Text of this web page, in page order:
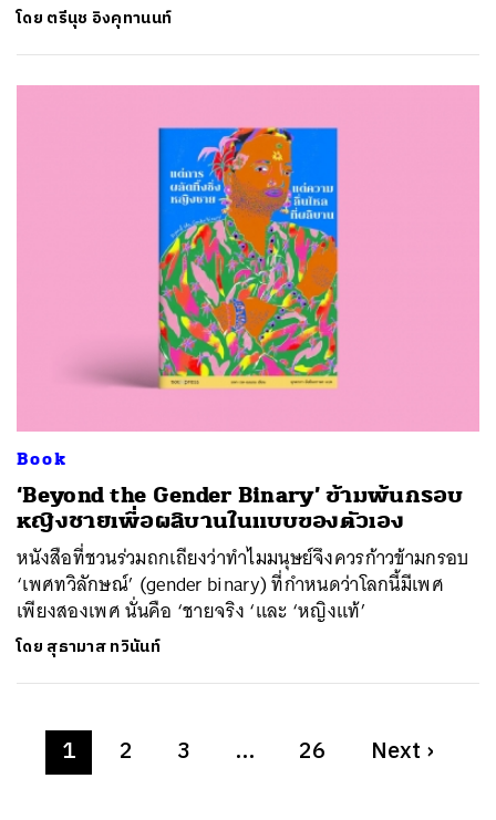
โดย ตรีนุช อิงคุทานนท์
Book
‘Beyond the Gender Binary’ ข้ามพ้นกรอบ
หญิงชายเพื่อผลิบานในแบบของตัวเอง
หนังสือที่ชวนร่วมถกเถียงว่าทำไมมนุษย์จึงควรก้าวข้ามกรอบ
‘เพศทวิลักษณ์’ (gender binary) ที่กำหนดว่าโลกนี้มีเพศ
เพียงสองเพศ นั่นคือ ‘ชายจริง ‘และ ‘หญิงแท้’
โดย สุธามาส ทวินันท์
1 2 3 … 26 Next›